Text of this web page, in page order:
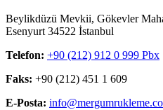
Beylikdüzü Mevkii, Gökevler
Esenyurt 34522 İstanbul
Telefon: +90 (212) 912 0 999 Pbx
Faks: +90 (212) 451 1 609
E-Posta: